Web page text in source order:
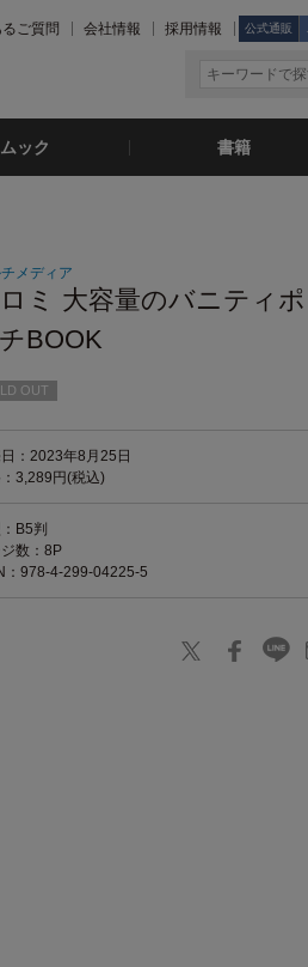
ご質問 会社情報 採用情報 公式通販
ムック 書籍
メディア
ミ 大容量のバニティポ
BOOK
OUT
：2023年8月25日
3,289円(税込)
B5判
数：8P
：978-4-299-04225-5